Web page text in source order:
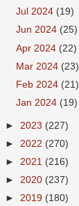
Jul 2024 (19)
Jun 2024 (25)
Apr 2024 (22)
Mar 2024 (23)
Feb 2024 (21)
Jan 2024 (19)
► 2023 (227)
► 2022 (270)
► 2021 (216)
► 2020 (237)
► 2019 (180)